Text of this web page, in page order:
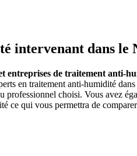
intervenant dans le
entreprises de traitement anti-
en traitement anti-humidité
choisi. Vous avez
ce qui vous permettra de